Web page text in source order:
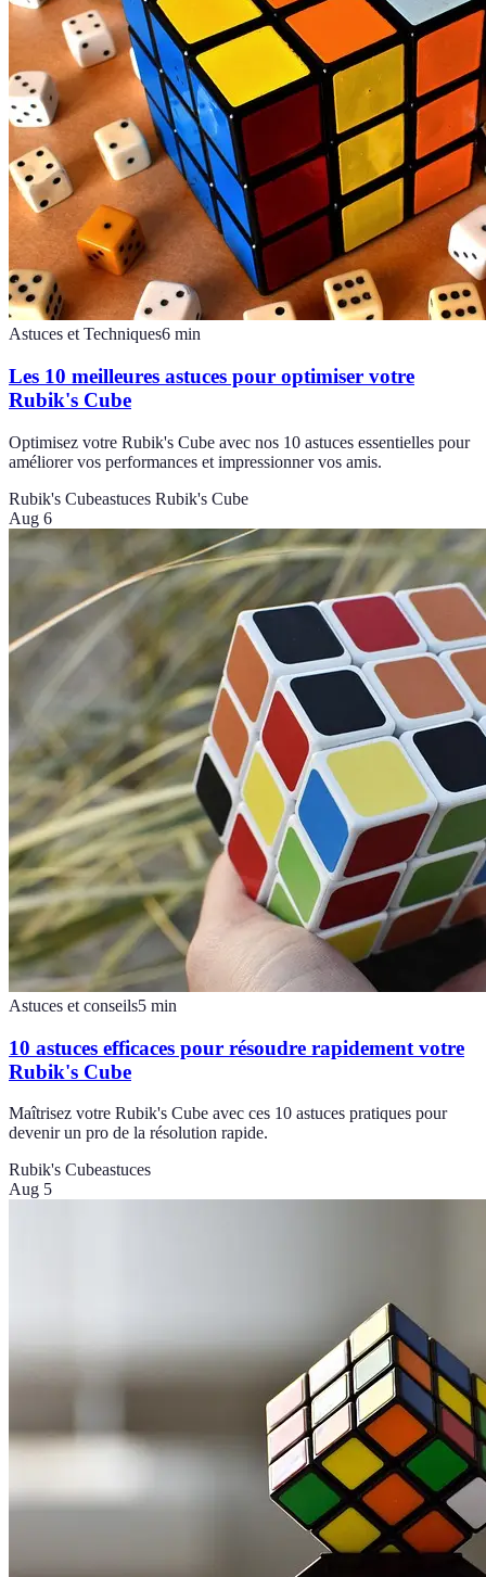
Astuces et Techniques6 min
Les 10 meilleures astuces pour optimiser votre
Rubik's Cube
Optimisez votre Rubik's Cube avec nos 10 astuces essentielles pour
améliorer vos performances et impressionner vos amis.
Rubik's Cubeastuces Rubik's Cube
Aug 6
Astuces et conseils5 min
10 astuces efficaces pour résoudre rapidement votre
Rubik's Cube
Maîtrisez votre Rubik's Cube avec ces 10 astuces pratiques pour
devenir un pro de la résolution rapide.
Rubik's Cubeastuces
Aug 5